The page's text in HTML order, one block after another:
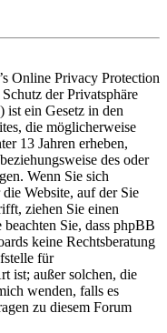
Online Privacy Protection
der Privatsphäre
ein Gesetz in den
die möglicherweise
13 Jahren erheben,
des oder
Wenn Sie sich
Website, auf der Sie
ziehen Sie einen
Sie, dass phpBB
keine Rechtsberatung
für
ist; außer solchen, die
wenden, falls es
zu diesem Forum